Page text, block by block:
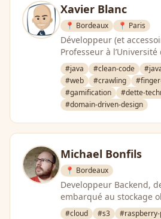
Xavier Blanc
📍 Bordeaux 📍 Paris
Développeur (et
Professeur à l’Université
Bordeaux), toujours
nouvelles approches de …
#java #clean-code
#web
#crawling
#gamification
#dette-
#domain-driven-design
Michael Bonfils
📍 Bordeaux
Developpeur Backend,
embarqué au stockage
volume
#cloud #s3
#raspberry-